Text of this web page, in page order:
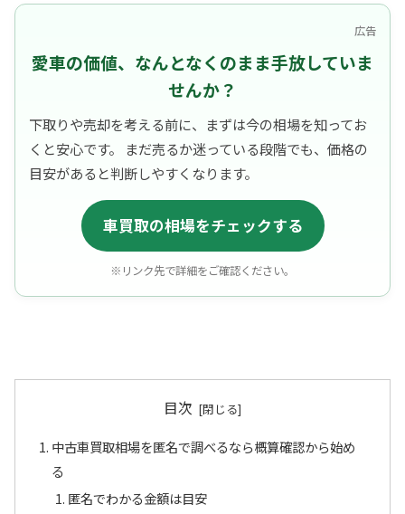
広告
愛車の価値、なんとなくのまま手放していま
せんか？
下取りや売却を考える前に、まずは今の相場を知ってお
くと安心です。 まだ売るか迷っている段階でも、価格の
目安があると判断しやすくなります。
車買取の相場をチェックする
※リンク先で詳細をご確認ください。
目次
中古車買取相場を匿名で調べるなら概算確認から始め
る
匿名でわかる金額は目安